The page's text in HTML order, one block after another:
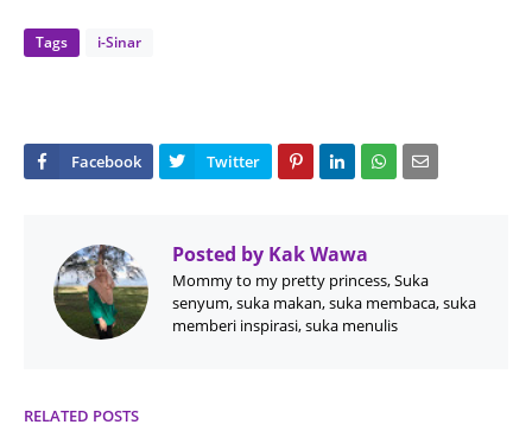
Tags i-Sinar
Posted by Kak Wawa
Mommy to my pretty princess, Suka
senyum, suka makan, suka membaca, suka
memberi inspirasi, suka menulis
RELATED POSTS